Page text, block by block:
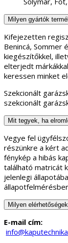
Milyen gyártók
Kifejezetten
Benincá, Sommer
kiegészítőkkel,
elterjedt
keressen minket
Szekcionált
szekcionált
Mit tegyek, ha
Vegye fel
részünkre a kért
fénykép a hibás
található matricát
jelenlegi
Milyen
E-mail cím: